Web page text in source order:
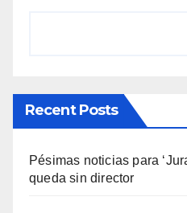
Recent Posts
Pésimas noticias para
queda sin director